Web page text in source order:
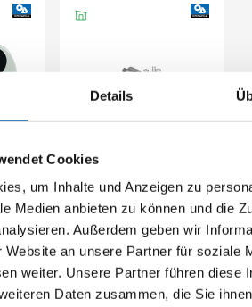
Details
Cookies
um Inhalte und Anzeigen zu
Medien anbieten zu können und die
Außerdem geben wir
Website an unsere Partner für soziale
weiter. Unsere Partner führen diese
Daten zusammen, die Sie
Drehstangenschloss
Modul 1000
2 Ausführungen